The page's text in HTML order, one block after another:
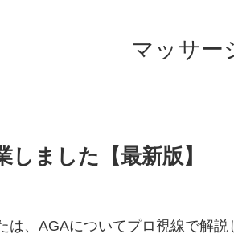
マッサー
ました【最新版】
、AGAについてプロ視線で解説